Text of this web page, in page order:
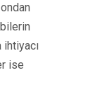
ihtiyacı
ise